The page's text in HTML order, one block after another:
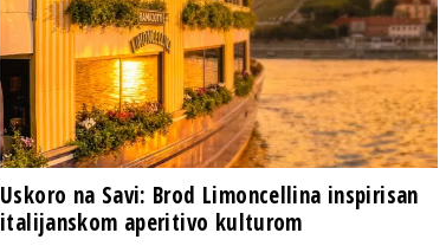
Uskoro na Savi: Brod Limoncellina inspirisan
italijanskom aperitivo kulturom